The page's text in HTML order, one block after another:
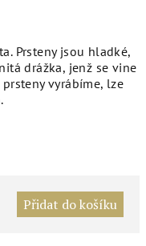
Prsteny jsou hladké,
drážka, jenž se vine
vyrábíme, lze
Přidat do košíku